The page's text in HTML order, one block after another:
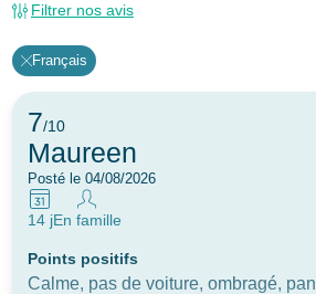
Filtrer nos avis
Français
7/10
Maureen
Posté le 04/08/2026
14 jEn famille
Points positifs
Calme, pas de voiture, ombragé,